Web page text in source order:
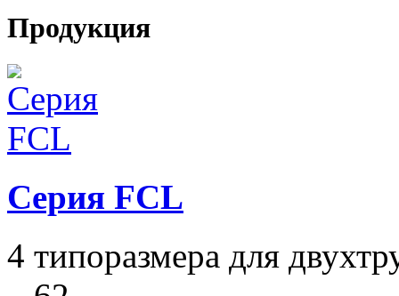
Продукция
Серия FCL
4 типоразмера для